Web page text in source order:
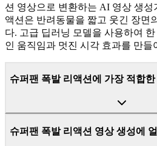
션 영상으로 변환하는 AI 영상 생성
액션은 반려동물을 짧고 웃긴 장면
다. 고급 딥러닝 모델을 사용하여
인 움직임과 멋진 시각 효과를 만들
슈퍼팬 폭발 리액션에 가장 적합
슈퍼팬 폭발 리액션 영상 생성에